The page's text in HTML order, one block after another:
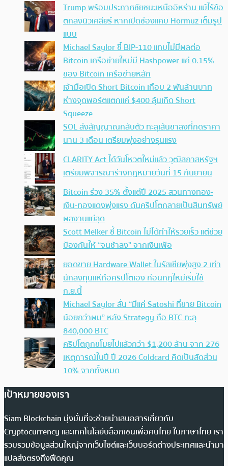
Trump พร้อมประกาศชัยชนะเหนืออิหร่าน แม้ไร้ข้อ
ตกลงนิวเคลียร์ หากเปิดช่องแคบ Hormuz เต็มรูป
แบบ
Michael Saylor ชี้ BIP-110 แทบไม่มีผลต่อ
Bitcoin เครือข่ายใหม่มี Hashpower แค่ 0.15%
ของ Bitcoin เครือข่ายหลัก
เจ้ามือเปิด Short Bitcoin เกือบ 2 พันล้านบาท
ห่างจุดพอร์ตแตกแค่ $400 ลุ้นเกิด Short
Squeeze
SOL ส่งสัญญาณกลับตัว ทะลุเส้นขาลงที่กดราคา
นาน 3 เดือน เตรียมพุ่งอย่างรุนแรง
CLARITY Act ได้วันโหวตใหม่แล้ว วุฒิสภาสหรัฐฯ
เตรียมพิจารณาร่างกฎหมายวันที่ 15 กันยายน
Bitcoin ร่วง 35% ตั้งแต่ปี 2025 สวนทางทอง-
เงิน-ทองแดงพุ่งแรง ดันคริปโตกลายเป็นสินทรัพย์
ผลงานแย่สุด
Scott Melker ชี้ Bitcoin ไม่ได้ทำให้รวยเร็ว แต่ช่วย
ป้องกันให้ “จนช้าลง” จากเงินเฟ้อ
ยอดขาย Hardware Wallet ในรัสเซียพุ่งสูง 2 เท่า
นักลงทุนแห่ถือคริปโตเอง ก่อนกฎใหม่เริ่มใช้
ก.ย.นี้
Michael Saylor ลั่น “มีแค่ Satoshi ที่ขาย Bitcoin
น้อยกว่าผม” หลัง Strategy ถือ BTC ทะลุ
840,000 BTC
คริปโตถูกขโมยไปแล้วกว่า $1,200 ล้าน จาก 276
เหตุการณ์ในปี ปี 2026 Coldcard คิดเป็นสัดส่วน
10% จากทั้งหมด
เป้าหมายของเรา
Siam Blockchain มุ่งมั่นที่จะช่วยนำเสนอสารเกี่ยวกับ
Cryptocurrency และเทคโนโลยีบล็อกเชนเพื่อคนไทย ในภาษาไทย เรา
รวบรวมข้อมูลส่วนใหญ่จากเว็บไซต์และเว็บบอร์ดต่างประเทศและนำมา
แปลส่งตรงถึงฟีดคุณ